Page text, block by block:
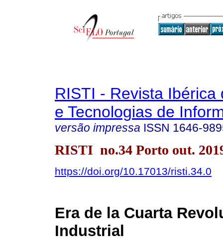
RISTI - Revista Ibérica
e Tecnologias de
versão impressa ISSN 1646-
RISTI no.34 Porto out.
https://doi.org/10.17013/risti.34.0
Era de la Cuarta
Industrial